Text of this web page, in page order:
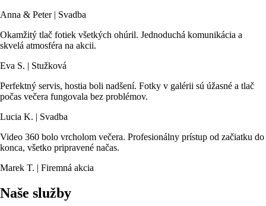
Anna & Peter | Svadba
Okamžitý tlač fotiek všetkých ohúril. Jednoduchá komunikácia a
skvelá atmosféra na akcii.
Eva S. | Stužková
Perfektný servis, hostia boli nadšení. Fotky v galérii sú úžasné a tlač
počas večera fungovala bez problémov.
Lucia K. | Svadba
Video 360 bolo vrcholom večera. Profesionálny prístup od začiatku do
konca, všetko pripravené načas.
Marek T. | Firemná akcia
Naše služby